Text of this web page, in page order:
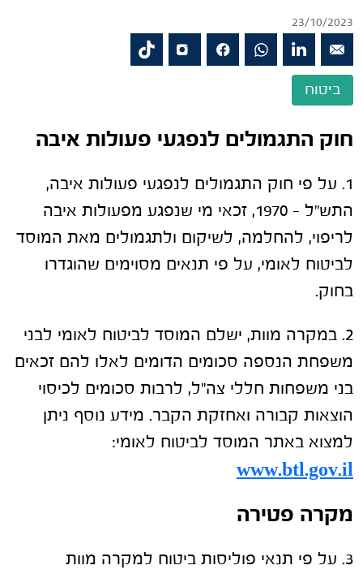
23/10/2023
ביטוח
חוק התגמולים לנפגעי פעולות איבה
1. על פי חוק התגמולים לנפגעי פעולות איבה,
התש"ל – 1970, זכאי מי שנפגע מפעולות איבה
לריפוי, להחלמה, לשיקום ולתגמולים מאת המוסד
לביטוח לאומי, על פי תנאים מסוימים שהוגדרו
בחוק.
2. במקרה מוות, ישלם המוסד לביטוח לאומי לבני
משפחת הנספה סכומים הדומים לאלו להם זכאים
בני משפחות חללי צה"ל, לרבות סכומים לכיסוי
הוצאות קבורה ואחזקת הקבר. מידע נוסף ניתן
למצוא באתר המוסד לביטוח לאומי:
www.btl.gov.il
מקרה פטירה
3. על פי תנאי פוליסות ביטוח למקרה מוות